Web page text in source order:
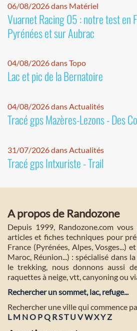
06/08/2026 dans Matériel
Vuarnet Racing 05 : notre test en
Pyrénées et sur Aubrac
04/08/2026 dans Topo
Lac et pic de la Bernatoire
04/08/2026 dans Actualités
Tracé gps Mazères-Lezons - Des
31/07/2026 dans Actualités
Tracé gps Intxuriste - Trail
A propos de Randozone
Depuis 1999, Randozone.com
articles et fiches techniques pour
France (Pyrénées, Alpes, Vosges...)
Maroc, Réunion...) : spécialisé dans
le trekking, nous donnons aussi
raquettes à neige, vtt, canyoning ou
Rechercher un sommet, lac, refuge...
Rechercher une ville qui commence
L M NO PQ R ST U VWXY Z